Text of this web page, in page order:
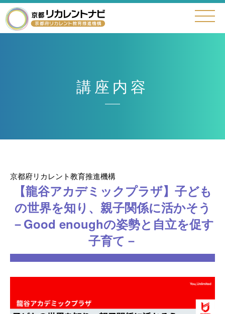
講座内容
京都府リカレント教育推進機構
【龍谷アカデミックプラザ】子ども
の世界を知り、親子関係に活かそう
－Good enoughの姿勢と自立を促す
子育て－